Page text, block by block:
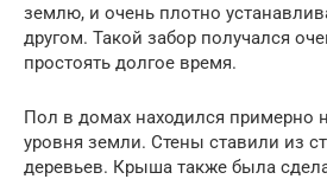
землю, и очень плотно
другом. Такой забор получался
простоять долгое время.
Пол в домах находился примерно
уровня земли. Стены ставили из
деревьев. Крыша также была